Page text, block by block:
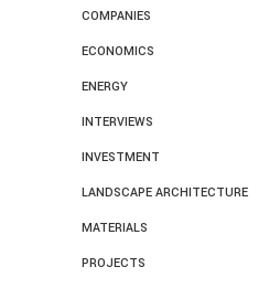
COMPANIES
ECONOMICS
ENERGY
INTERVIEWS
INVESTMENT
LANDSCAPE ARCHITECTURE
MATERIALS
PROJECTS